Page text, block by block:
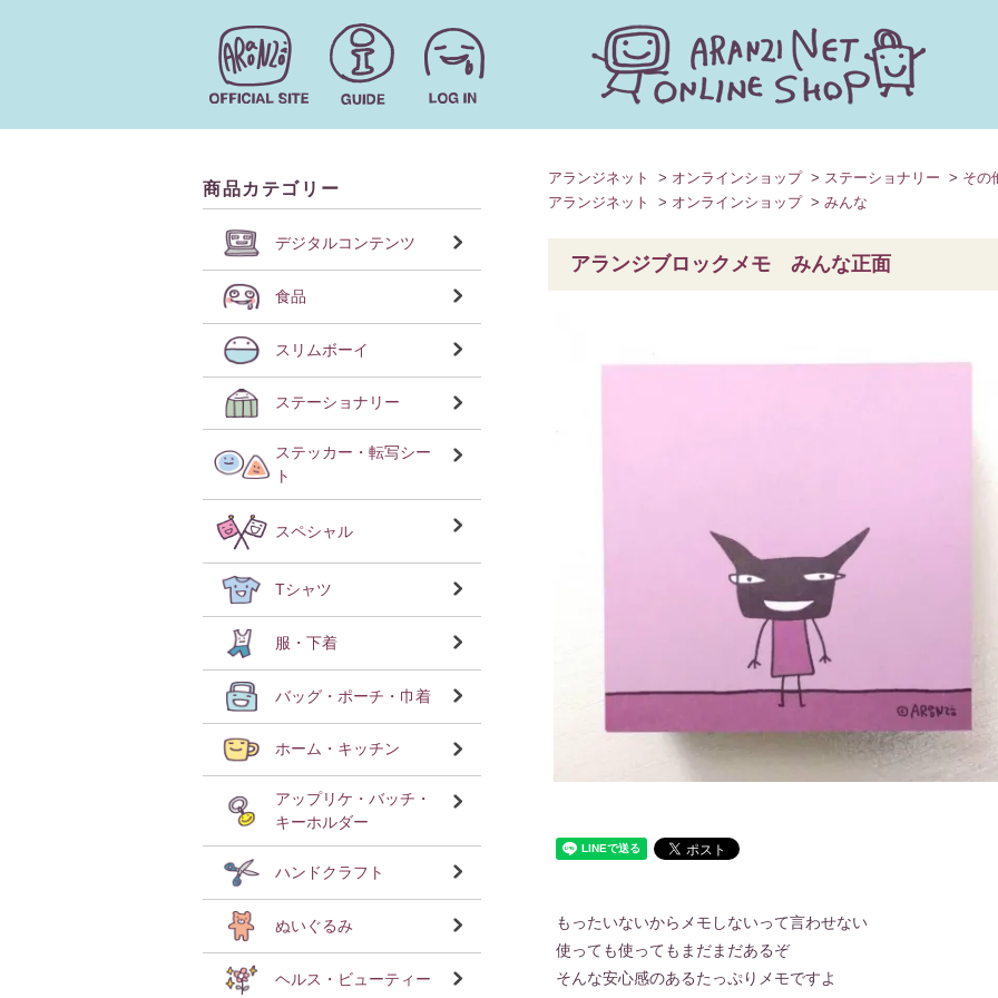
カテゴリー
商品カテゴリー
デジタルコンテンツ
食品
スリムボーイ
ステーショナリー
ステッカー・転写シー
ト
スペシャル
Tシャツ
服・下着
バッグ・ポーチ・巾着
ホーム・キッチン
アップリケ・バッチ・
キーホルダー
ハンドクラフト
ぬいぐるみ
ヘルス・ビューティー
アランジネット > オンラインショップ > ステーショナリー > その
アランジネット
> オンラインショップ > みんな
アランジブロックメモ みんな正面
もったいないからメモしないって言わせない
使っても使ってもまだまだあるぞ
そんな安心感のあるたっぷりメモですよ